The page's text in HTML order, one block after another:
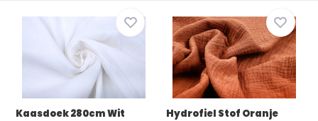
Kaasdoek 280cm Wit
Hydrofiel Stof Oranje